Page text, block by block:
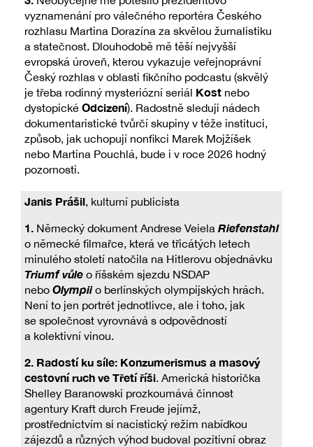
vyznamenání pro válečného reportéra Českého
rozhlasu Martina Dorazína za skvělou žurnalistiku
a statečnost. Dlouhodobě mě těší nejvyšší
evropská úroveň, kterou vykazuje veřejnoprávní
Český rozhlas v oblasti fikčního podcastu (skvělý
je třeba rodinný mysteriózní seriál Kost nebo
dystopické Odcizení). Radostně sleduji nádech
dokumentaristické tvůrčí skupiny v téže instituci,
způsob, jak uchopují nonfikci Marek Mojžíšek
nebo Martina Pouchlá, bude i v roce 2026 hodný
pozornosti.
Janis Prášil, kulturní publicista
1. Německý dokument Andrese Veiela Riefenstahl
o německé filmařce, která ve třicátých letech
minulého století natočila na Hitlerovu objednávku
Triumf vůle o říšském sjezdu NSDAP
nebo Olympiio berlínských olympijských hrách.
Není to jen portrét jednotlivce, ale i toho, jak
se společnost vyrovnává s odpovědností
a kolektivní vinou.
2. Radostí ku síle: Konzumerismus a masový
cestovní ruch ve Třetí říši. Americká historička
Shelley Baranowski prozkoumává činnost
agentury Kraft durch Freude jejímž,
prostřednictvím si nacistický režim nabídkou
zájezdů a různých výhod budoval pozitivní obraz